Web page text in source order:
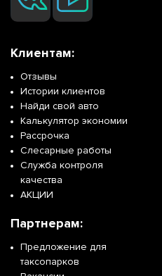
Клиентам:
Отзывы
Истории клиентов
Найди свой авто
Калькулятор экономии
Рассрочка
Слесарные работы
Служба контроля
качества
АКЦИИ
Партнерам:
Предложение для
таксопарков